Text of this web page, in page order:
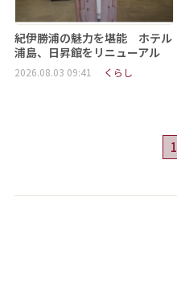
紀伊勝浦の魅力を堪能 ホテル
浦島、日昇館をリニューアル
2026.08.03 09:41 くらし
1